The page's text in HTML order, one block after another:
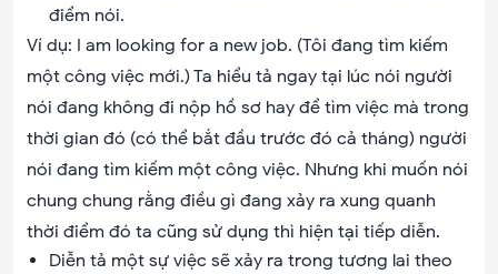
điểm nói.
Ví dụ: I am looking for a new job. (Tôi đang tìm kiếm
một công việc mới.) Ta hiểu tả ngay tại lúc nói người
nói đang không đi nộp hồ sơ hay để tìm việc mà trong
thời gian đó (có thể bắt đầu trước đó cả tháng) người
nói đang tìm kiếm một công việc. Nhưng khi muốn nói
chung chung rằng điều gì đang xảy ra xung quanh
thời điểm đó ta cũng sử dụng thì hiện tại tiếp diễn.
Diễn tả một sự việc sẽ xảy ra trong tương lai theo